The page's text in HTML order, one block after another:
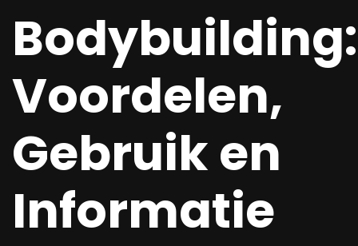
Bodybuilding:
Voordelen,
Gebruik en
Informatie